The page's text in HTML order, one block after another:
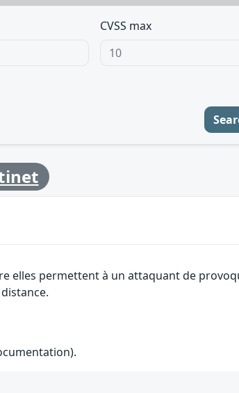
CVSS max
elles permettent à un attaquant de